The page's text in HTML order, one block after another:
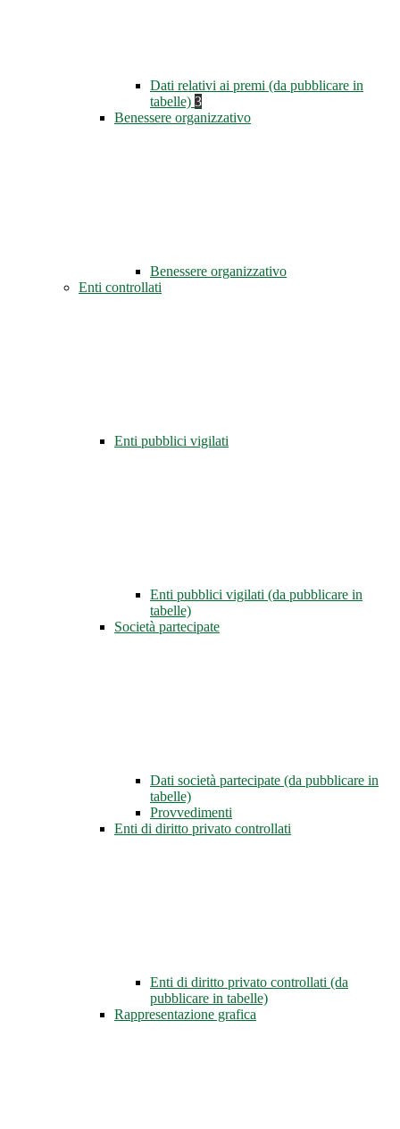
Dati relativi ai premi (da pubblicare in
tabelle) 3
Benessere organizzativo
Benessere organizzativo
Enti controllati
Enti pubblici vigilati
Enti pubblici vigilati (da pubblicare in
tabelle)
Società partecipate
Dati società partecipate (da pubblicare in
tabelle)
Provvedimenti
Enti di diritto privato controllati
Enti di diritto privato controllati (da
pubblicare in tabelle)
Rappresentazione grafica